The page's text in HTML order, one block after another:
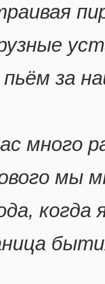
за
много
мы
когда